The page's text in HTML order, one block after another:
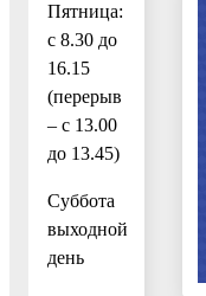
Пятница:
с 8.30 до
16.15
(перерыв
– с 13.00
до 13.45)
Суббота
выходной
день